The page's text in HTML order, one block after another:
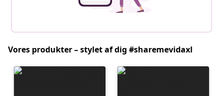
Vores produkter – stylet af dig #sharemevidaxl